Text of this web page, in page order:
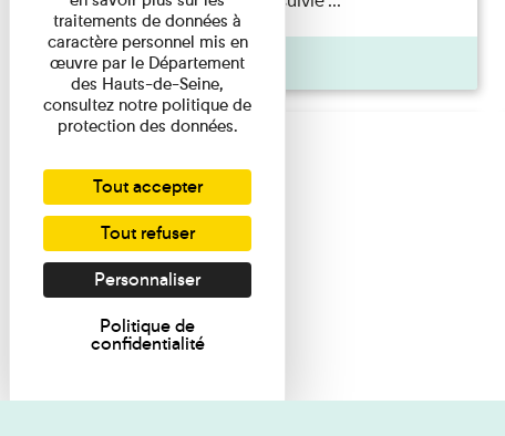
Pages
traitements de données à
caractère personnel mis en
œuvre par le Département
des Hauts-de-Seine,
consultez notre politique de
protection des données.
Tout accepter
Tout refuser
Personnaliser
Politique de
confidentialité